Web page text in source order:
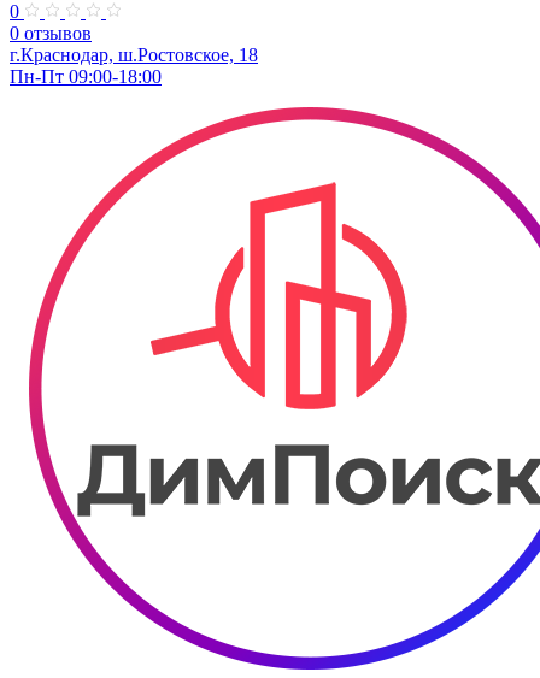
0
0 отзывов
г.Краснодар, ш.Ростовское, 18
Пн-Пт 09:00-18:00